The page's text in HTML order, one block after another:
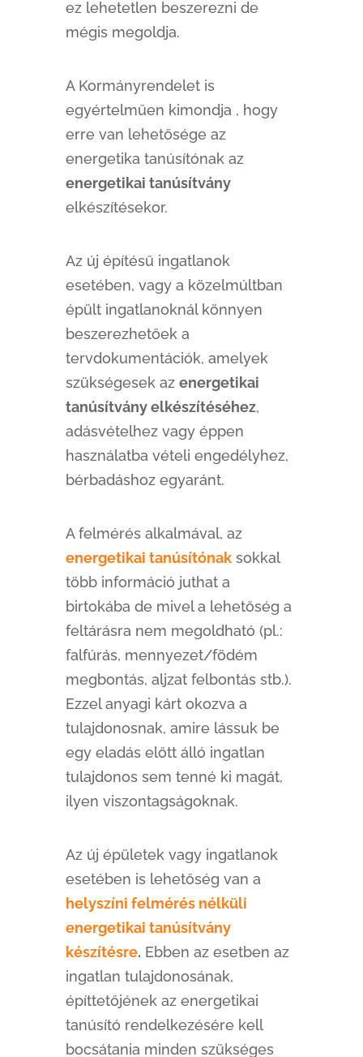
ez lehetetlen beszerezni de
mégis megoldja.
A Kormányrendelet is
egyértelműen kimondja , hogy
erre van lehetősége az
energetika tanúsítónak az
energetikai tanúsítvány
elkészítésekor.
Az új építésű ingatlanok
esetében, vagy a közelmúltban
épült ingatlanoknál könnyen
beszerezhetőek a
tervdokumentációk, amelyek
szükségesek az energetikai
tanúsítvány elkészítéséhez,
adásvételhez vagy éppen
használatba vételi engedélyhez,
bérbadáshoz egyaránt.
A felmérés alkalmával, az
energetikai tanúsítónaksokkal
több információ juthat a
birtokába de mivel a lehetőség a
feltárásra nem megoldható (pl.:
falfúrás, mennyezet/födém
megbontás, aljzat felbontás stb.).
Ezzel anyagi kárt okozva a
tulajdonosnak, amire lássuk be
egy eladás előtt álló ingatlan
tulajdonos sem tenné ki magát,
ilyen viszontagságoknak.
Az új épületek vagy ingatlanok
esetében is lehetőség van a
helyszíni felmérés nélküli
energetikai tanúsítvány
készítésre. Ebben az esetben az
ingatlan tulajdonosának,
építtetőjének az energetikai
tanúsító rendelkezésére kell
bocsátania minden szükséges